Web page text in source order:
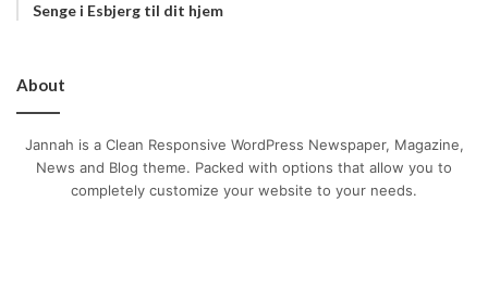
Senge i Esbjerg til dit hjem
About
Jannah is a Clean Responsive WordPress Newspaper, Magazine,
News and Blog theme. Packed with options that allow you to
completely customize your website to your needs.